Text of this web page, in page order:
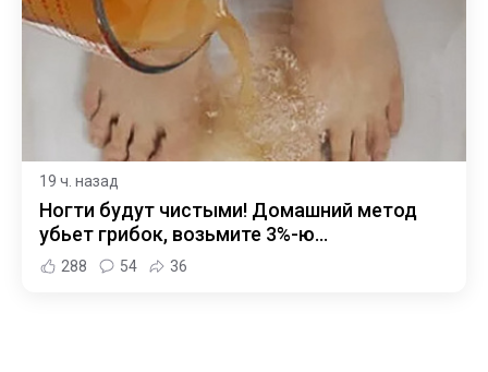
19 ч. назад
Ногти будут чистыми! Домашний метод
убьет грибок, возьмите 3%-ю…
288 54 36